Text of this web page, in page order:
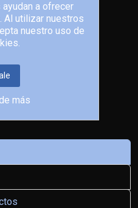
A UN
a ofrecer
Al utilizar nuestros
nuestro uso de
más